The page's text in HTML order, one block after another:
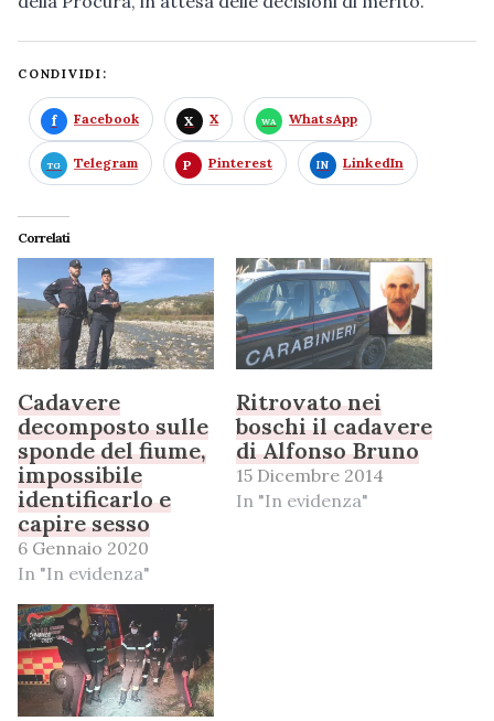
CONDIVIDI:
Facebook X WhatsApp
Telegram Pinterest LinkedIn
Correlati
Cadavere
decomposto sulle
sponde del fiume,
impossibile
identificarlo e
capire sesso
6 Gennaio 2020
In "In evidenza"
Ritrovato nei
boschi il cadavere
di Alfonso Bruno
15 Dicembre 2014
In "In evidenza"